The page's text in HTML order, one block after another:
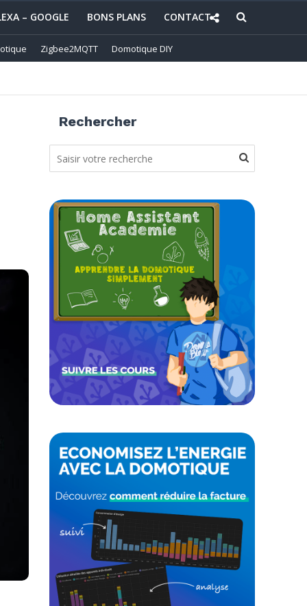
– GOOGLE BONS PLANS CONTACT
Zigbee2MQTT Domotique DIY
Rechercher